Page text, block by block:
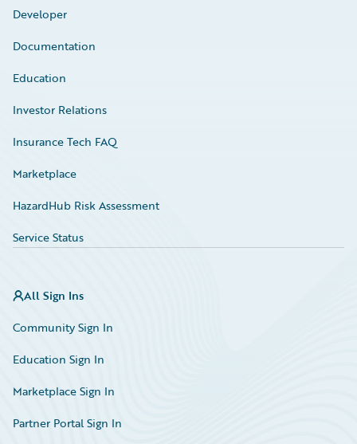
Developer
Documentation
Education
Investor Relations
Insurance Tech FAQ
Marketplace
HazardHub Risk Assessment
Service Status
All Sign Ins
Community Sign In
Education Sign In
Marketplace Sign In
Partner Portal Sign In